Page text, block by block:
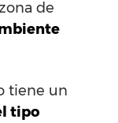
de
tiene un
tipo